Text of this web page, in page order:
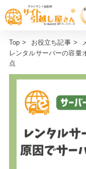
Top > お役立ち記事 >
レンタルサーバーの容量
点